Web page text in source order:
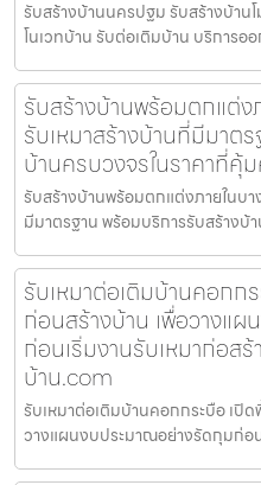
รับสร้างบ้านนครปฐม รับสร้างบ้าน
โนเวทบ้าน รับต่อเติมบ้าน บริการอ
รับสร้างบ้านพร้อมตกแต่ง
รับเหมาสร้างบ้านที่มีมาต
บ้านครบวงจรในราคาที่คุ้
รับสร้างบ้านพร้อมตกแต่งภายในบ
มีมาตรฐาน พร้อมบริการรับสร้างบ้
รับเหมาต่อเติมบ้านคอกก
ก่อนสร้างบ้าน เพื่อวางแ
ก่อนเริ่มงานรับเหมาก่อส
บ้าน.com
รับเหมาต่อเติมบ้านคอกกระบือ เปิ
วางแผนงบประมาณอย่างรัดกุมก่อ